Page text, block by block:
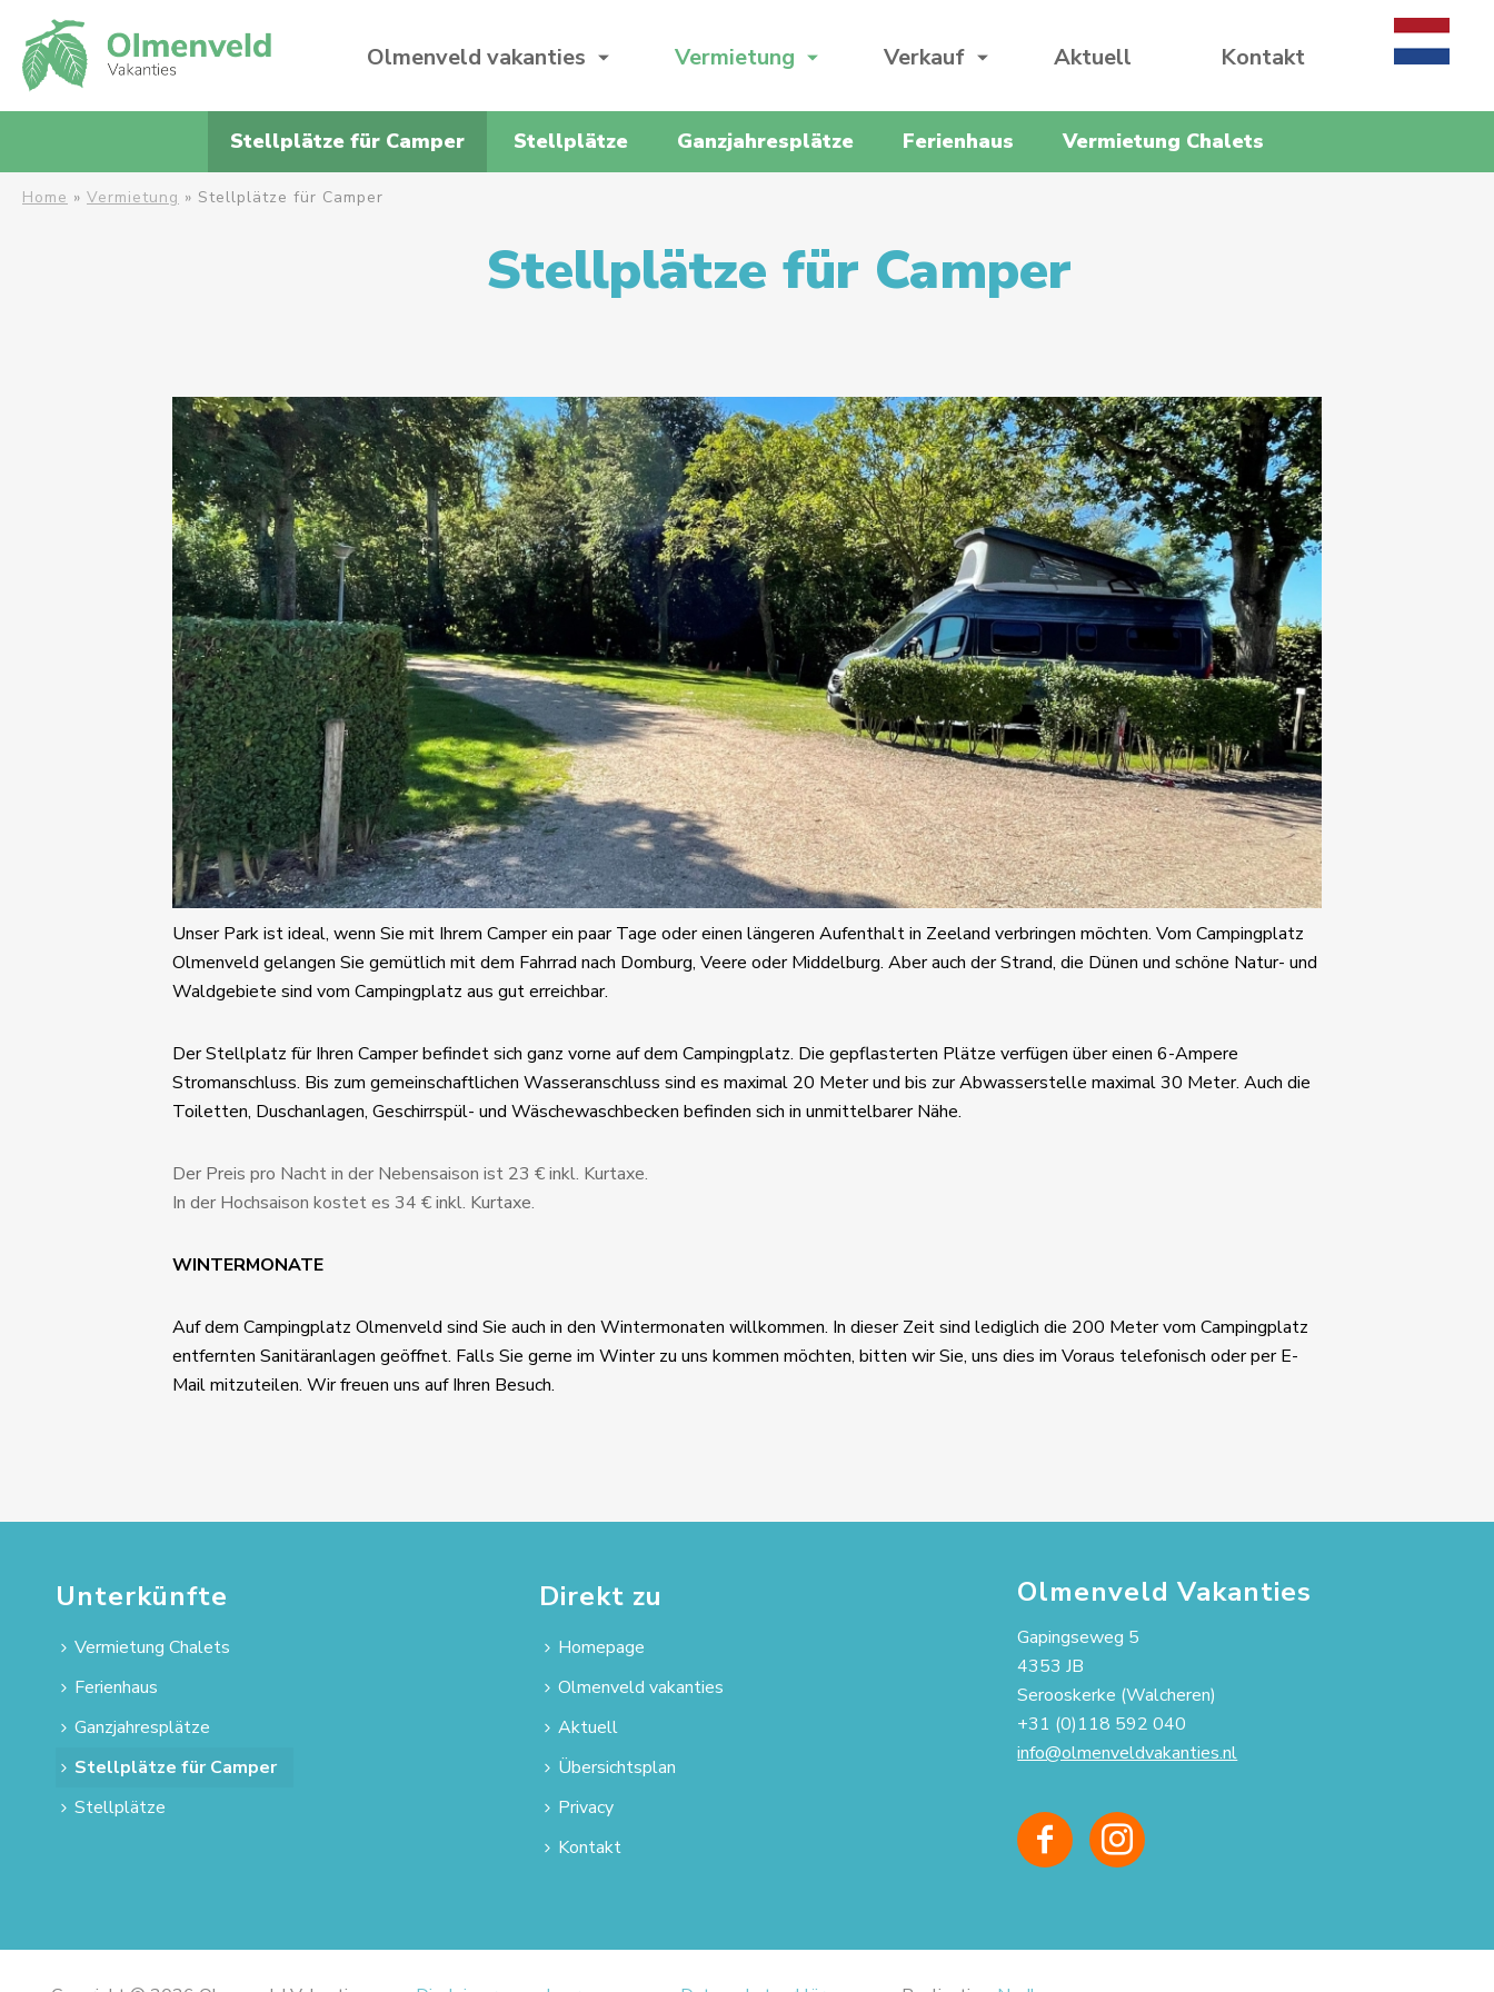
Olmenveld vakanties Vermietung
Stellplätze für Camper Stellplätze Ganzjahresplätze Ferienhaus Vermietung Chalets
Verkauf Aktuell Kontakt
Home » Vermietung » Stellplätze für Camper
Stellplätze für Camper
Unser Park ist ideal, wenn Sie mit Ihrem Camper ein paar Tage oder einen längeren Aufenthalt in Zeeland verbringen möchten. Vom Campingplatz
Olmenveld gelangen Sie gemütlich mit dem Fahrrad nach Domburg, Veere oder Middelburg. Aber auch der Strand, die Dünen und schöne Natur- und
Waldgebiete sind vom Campingplatz aus gut erreichbar.
Der Stellplatz für Ihren Camper befindet sich ganz vorne auf dem Campingplatz. Die gepflasterten Plätze verfügen über einen 6-Ampere
Stromanschluss. Bis zum gemeinschaftlichen Wasseranschluss sind es maximal 20 Meter und bis zur Abwasserstelle maximal 30 Meter. Auch die
Toiletten, Duschanlagen, Geschirrspül- und Wäschewaschbecken befinden sich in unmittelbarer Nähe.
Der Preis pro Nacht in der Nebensaison ist 23 € inkl. Kurtaxe.
In der Hochsaison kostet es 34 € inkl. Kurtaxe.
WINTERMONATE
Auf dem Campingplatz Olmenveld sind Sie auch in den Wintermonaten willkommen. In dieser Zeit sind lediglich die 200 Meter vom Campingplatz
entfernten Sanitäranlagen geöffnet. Falls Sie gerne im Winter zu uns kommen möchten, bitten wir Sie, uns dies im Voraus telefonisch oder per E-
Mail mitzuteilen. Wir freuen uns auf Ihren Besuch.
Unterkünfte
Vermietung Chalets
Ferienhaus
Ganzjahresplätze
Stellplätze für Camper
Stellplätze
Direkt zu
Homepage
Olmenveld vakanties
Aktuell
Übersichtsplan
Privacy
Kontakt
Olmenveld Vakanties
Gapingseweg 5
4353 JB
Serooskerke (Walcheren)
+31 (0)118 592 040
info@olmenveldvakanties.nl